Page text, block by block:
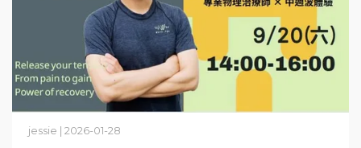
jessie | 2026-01-28